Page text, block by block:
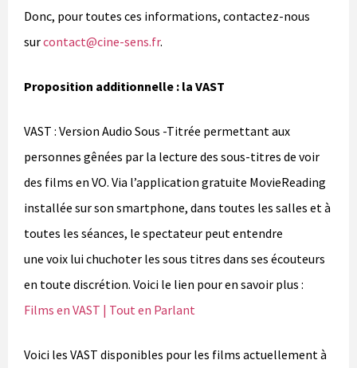
Donc, pour toutes ces informations, contactez-nous
surcontact@cine-sens.fr.
Proposition additionnelle : la VAST
VAST : Version Audio Sous -Titrée permettant aux
personnes gênées par la lecture des sous-titres de voir
des films en VO. Via l’application gratuite MovieReading
installée sur son smartphone, dans toutes les salles et à
toutes les séances, le spectateur peut entendre
une voix lui chuchoter les sous titres dans ses écouteurs
en toute discrétion. Voici le lien pour en savoir plus :
Films en VAST | Tout en Parlant
Voici les VAST disponibles pour les films actuellement à